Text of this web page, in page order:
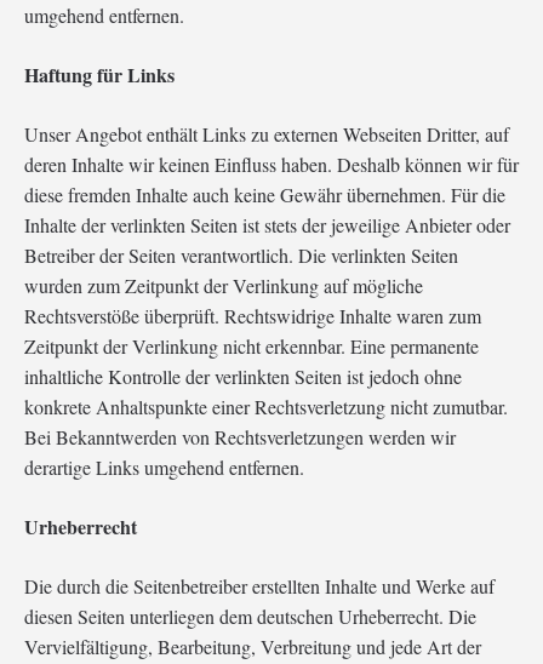
umgehend entfernen.
Haftung für Links
Unser Angebot enthält Links zu externen Webseiten Dritter, auf
deren Inhalte wir keinen Einfluss haben. Deshalb können wir für
diese fremden Inhalte auch keine Gewähr übernehmen. Für die
Inhalte der verlinkten Seiten ist stets der jeweilige Anbieter oder
Betreiber der Seiten verantwortlich. Die verlinkten Seiten
wurden zum Zeitpunkt der Verlinkung auf mögliche
Rechtsverstöße überprüft. Rechtswidrige Inhalte waren zum
Zeitpunkt der Verlinkung nicht erkennbar. Eine permanente
inhaltliche Kontrolle der verlinkten Seiten ist jedoch ohne
konkrete Anhaltspunkte einer Rechtsverletzung nicht zumutbar.
Bei Bekanntwerden von Rechtsverletzungen werden wir
derartige Links umgehend entfernen.
Urheberrecht
Die durch die Seitenbetreiber erstellten Inhalte und Werke auf
diesen Seiten unterliegen dem deutschen Urheberrecht. Die
Vervielfältigung, Bearbeitung, Verbreitung und jede Art der